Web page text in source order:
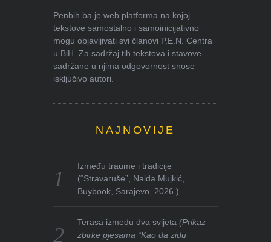
Penbih.ba je web platforma na kojoj
tekstove samostalno i samoinicijativno
mogu objavljivati svi članovi P.E.N. Centra
u BiH. Za sadržaj tih tekstova i stavove
sadržane u njima odgovornost snose
isključivo autori.
NAJNOVIJE
Između traume i tradicije
(“Stravaruše”, Naida Mujkić,
Buybook, Sarajevo, 2026.)
Terasa između dva svijeta(Prikaz
zbirke pjesama “Kao da zidu